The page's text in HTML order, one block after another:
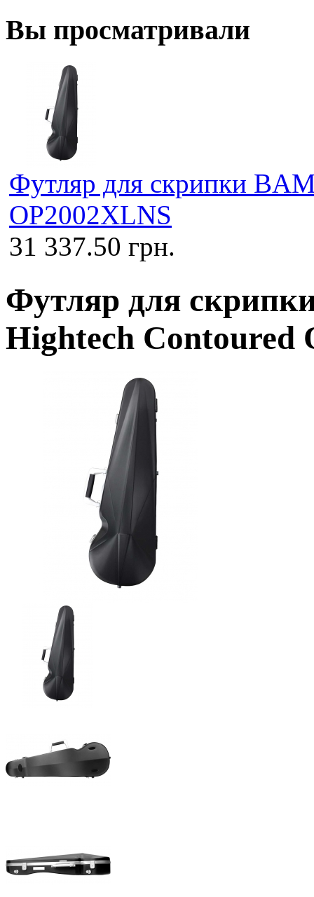
Вы просматривали
Футляр для скрипки
OP2002XLNS
31 337.50 грн.
Футляр для
Hightech Contoured